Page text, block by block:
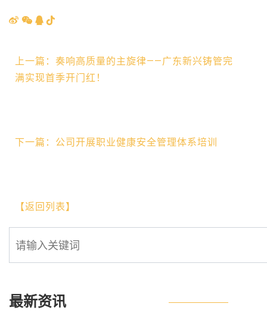
上一篇：奏响高质量的主旋律——广东新兴铸管完
满实现首季开门红！
下一篇：公司开展职业健康安全管理体系培训
【返回列表】
最新资讯